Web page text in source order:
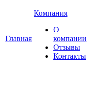
Главная
Компания
О
компании
Отзывы
Контакты